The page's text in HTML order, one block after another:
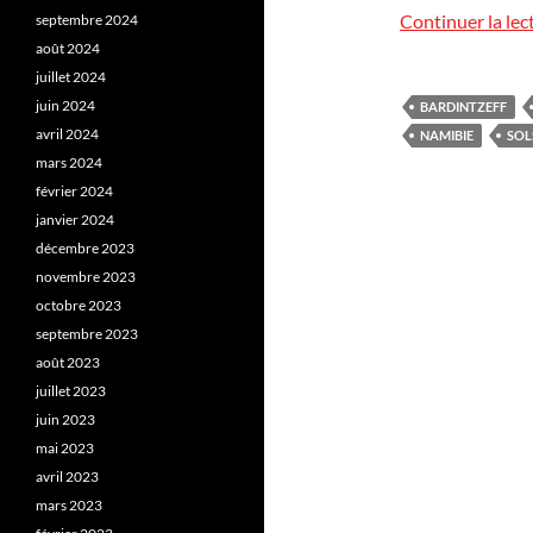
Continuer la
BARDINTZEFF
NAMIBIE
septembre 2024
août 2024
juillet 2024
juin 2024
avril 2024
mars 2024
février 2024
janvier 2024
décembre 2023
novembre 2023
octobre 2023
septembre 2023
août 2023
juillet 2023
juin 2023
mai 2023
avril 2023
mars 2023